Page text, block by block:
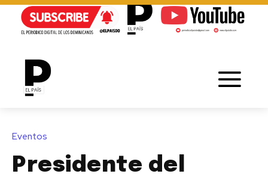
Eventos
Presidente del